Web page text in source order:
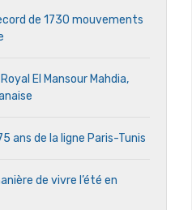
de 1730 mouvements
El Mansour Mahdia,
ans de la ligne Paris-Tunis
de vivre l’été en